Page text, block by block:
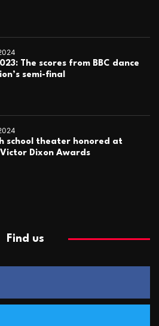
The scores from BBC dance
semi-final
school theater honored at
Dixon Awards
Find us